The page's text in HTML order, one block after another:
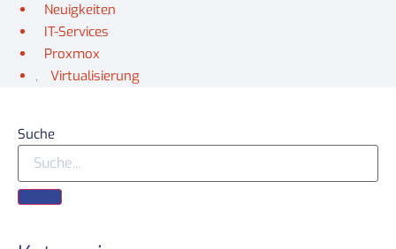
Neuigkeiten
,
IT-Services
,
Proxmox
,
Virtualisierung
Suche